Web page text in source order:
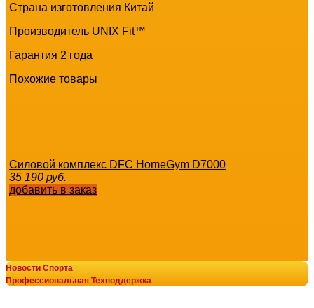
Страна изготовления Китай
Производитель UNIX Fit™
Гарантия 2 года
Похожие товары
Силовой комплекс DFC HomeGym D7000
35 190 руб.
добавить в заказ
Силовая скамья домашняя OXYGEN FITNESS HOLTON
15 890 руб.
Новости Спорта
Профессиональная Техподдержка